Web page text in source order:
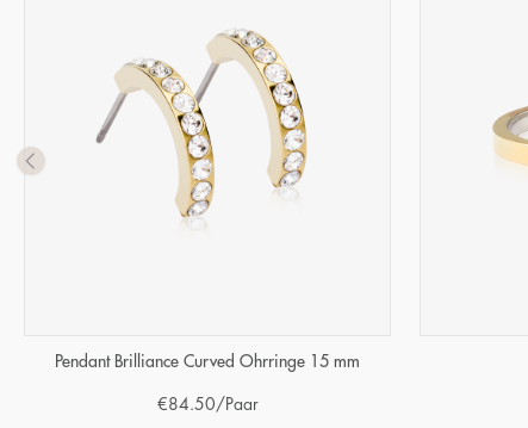
Pendant Brilliance Curved Ohrringe 15 mm
€84.50 /Paar